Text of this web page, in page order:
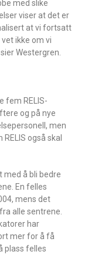
med slike
viser at det er
at vi fortsatt
ikke om vi
Westergren.
fem RELIS-
og på nye
men
også skal
med å bli bedre
En felles
mens det
alle sentrene.
har
mer for å få
plass felles